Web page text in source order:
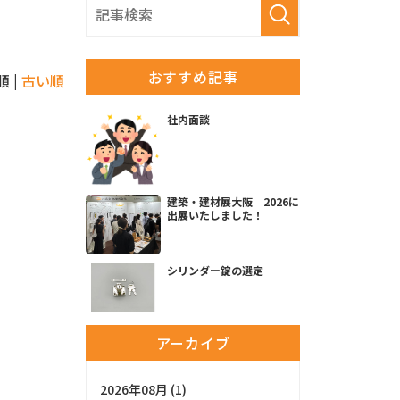
オフィス
キッチン
リビング
ベッドルーム
サニタリー
| 古い順 おすすめ記事
社内面談
建築・建材展大阪 2026に
出展いたしました！
シリンダー錠の選定
アーカイブ
2026年08月 (1)